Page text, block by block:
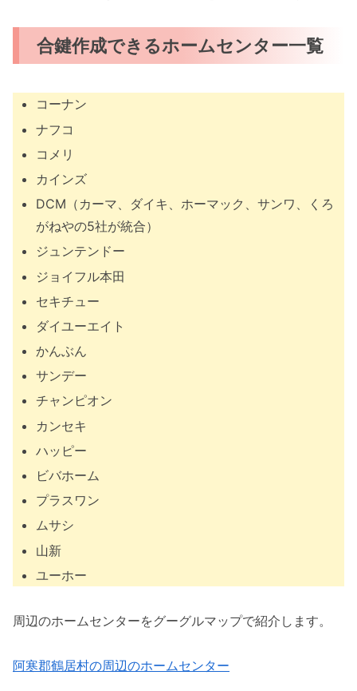
合鍵作成できるホームセンター一覧
コーナン
ナフコ
コメリ
カインズ
DCM（カーマ、ダイキ、ホーマック、サンワ、くろ
がねやの5社が統合）
ジュンテンドー
ジョイフル本田
セキチュー
ダイユーエイト
かんぶん
サンデー
チャンピオン
カンセキ
ハッピー
ビバホーム
プラスワン
ムサシ
山新
ユーホー
周辺のホームセンターをグーグルマップで紹介します。
阿寒郡鶴居村の周辺のホームセンター